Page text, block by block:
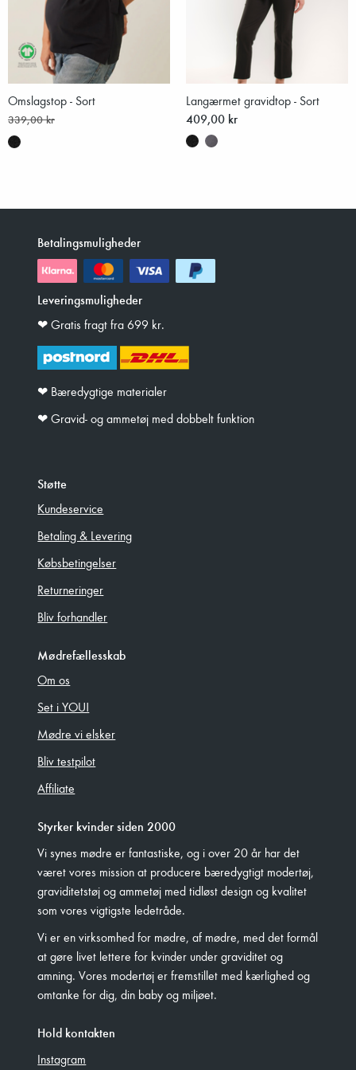
Omslagstop - Sort
339,00 kr
Langærmet gravidtop - Sort
409,00 kr
Betalingsmuligheder
Leveringsmuligheder
❤︎ Gratis fragt fra 699 kr.
❤︎ Bæredygtige materialer
❤︎ Gravid- og ammetøj med dobbelt funktion
Støtte
Kundeservice
Betaling & Levering
Købsbetingelser
Returneringer
Bliv forhandler
Mødrefællesskab
Om os
Set i YOU!
Mødre vi elsker
Bliv testpilot
Affiliate
Styrker kvinder siden 2000
Vi synes mødre er fantastiske, og i over 20 år har det
været vores mission at producere bæredygtigt modertøj,
graviditetstøj og ammetøj med tidløst design og kvalitet
som vores vigtigste ledetråde.
Vi er en virksomhed for mødre, af mødre, med det formål
at gøre livet lettere for kvinder under graviditet og
amning. Vores modertøj er fremstillet med kærlighed og
omtanke for dig, din baby og miljøet.
Hold kontakten
Instagram